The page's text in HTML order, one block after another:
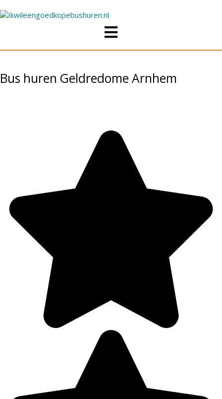
Bus huren Geldredome Arnhem